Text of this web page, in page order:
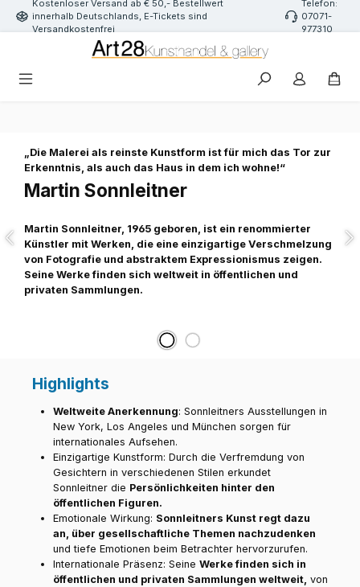
Zum Hauptinhalt springen
Kostenloser Versand ab € 50,- Bestellwert
innerhalb Deutschlands, E-Tickets sind
Versandkostenfrei
Telefon:
07071-
977310
„Die Malerei als reinste Kunstform ist für mich das Tor zur
Erkenntnis, als auch das Haus in dem ich wohne!“
Martin Sonnleitner
Martin Sonnleitner, 1965 geboren, ist ein renommierter
Künstler mit Werken, die eine einzigartige Verschmelzung
von Fotografie und abstraktem Expressionismus zeigen.
Seine Werke finden sich weltweit in öffentlichen und
privaten Sammlungen.
Highlights
Weltweite Anerkennung: Sonnleitners Ausstellungen in
New York, Los Angeles und München sorgen für
internationales Aufsehen.
Einzigartige Kunstform: Durch die Verfremdung von
Gesichtern in verschiedenen Stilen erkundet
Sonnleitner die Persönlichkeiten hinter den
öffentlichen Figuren.
Emotionale Wirkung: Sonnleitners Kunst regt dazu
an, über gesellschaftliche Themen nachzudenken
und tiefe Emotionen beim Betrachter hervorzurufen.
Internationale Präsenz: Seine Werke finden sich in
öffentlichen und privaten Sammlungen weltweit, von